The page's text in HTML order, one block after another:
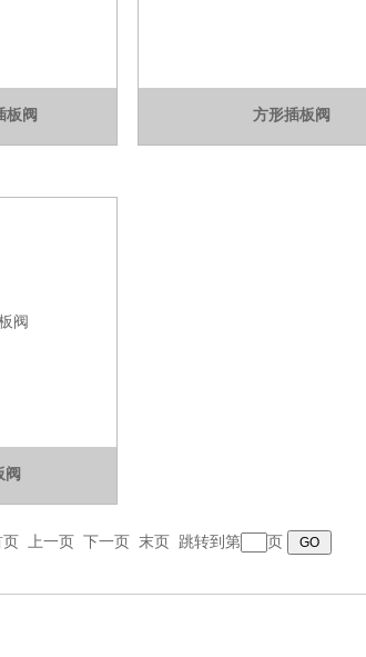
板阀 方形插板阀
阀
页 上一页 下一页 末页 跳转到第 页